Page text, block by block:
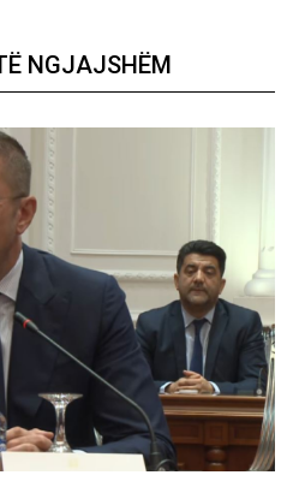
NGJAJSHËM